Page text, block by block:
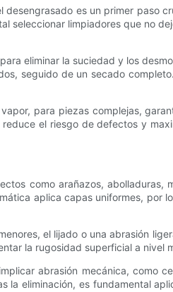
es un primer paso
seleccionar limpiadores que no
eliminar la suciedad y los
seguido de un secado
para piezas complejas,
el riesgo de defectos y
como arañazos, abolladuras,
aplica capas uniformes, por
el lijado o una abrasión
la rugosidad superficial a nivel
abrasión mecánica, como
la eliminación, es fundamental